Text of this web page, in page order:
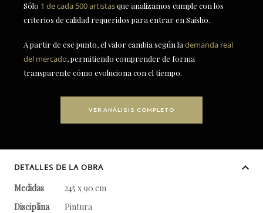
Sólo 1 de cada 500 artistasque analizamos cumple con los
criterios de calidad requeridos para entrar en Saisho.
A partir de ese punto, el valor cambia según la demanda real
del mercado, permitiendo comprender de forma
transparente cómo evoluciona con el tiempo.
VER ANÁLISIS COMPLETO
DETALLES DE LA OBRA
Medidas
245 x 90 cm
Disciplina
Pintura